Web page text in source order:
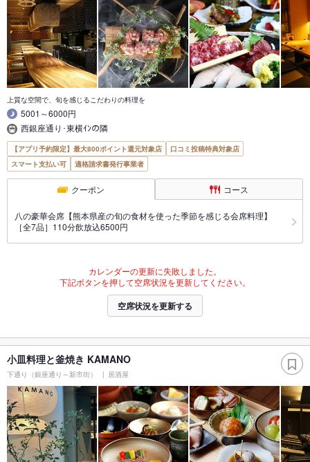
上質な空間で、旬を感じるこだわりの料理を
5001～6000円
西銀座通り･東横ｲﾝの隣
【アプリ予約限定】最大800ポイント還元対象店
口コミ投稿特典対象店
スマート支払い可
適格請求書発行事業者
クーポン コース
八の豪華会席【熊本県産の旬の食材を使った季節を感じる会席料理】
［全7品］110分飲放込6500円
カレンダーの更新に失敗しました。
下記ボタンを押して空席状況を更新してください。
空席状況を更新する
小皿料理と釜焼き KAMANO
下通り（銀座通り～新市街） 居酒屋